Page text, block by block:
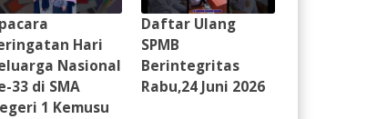
Hari
Nasional
33 di SMA
1 Kemusu
Daftar Ulang
SPMB
Berintegritas
Rabu,24 Juni 2026